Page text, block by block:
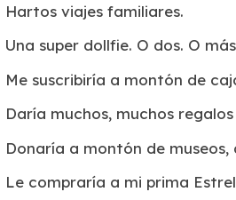
Hartos viajes familiares.
Una super dollfie. O dos. O
Me suscribiría a montón de
Daría muchos, muchos
Donaría a montón de
Le compraría a mi prima